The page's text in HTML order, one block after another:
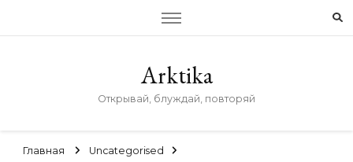
Arktika
Открывай, блуждай, повторяй
Главная
Uncategorised